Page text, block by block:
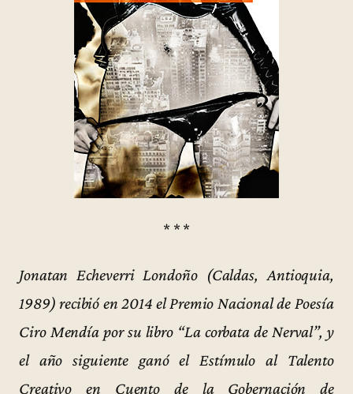
* * *
Jonatan Echeverri Londoño (Caldas, Antioquia,
1989) recibió en 2014 el Premio Nacional de Poesía
Ciro Mendía por su libro “La corbata de Nerval”, y
el año siguiente ganó el Estímulo al Talento
Creativo en Cuento de la Gobernación de